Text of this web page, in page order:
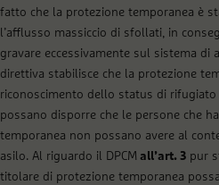
fatto che la protezione temporanea è
l’afflusso massiccio di sfollati, in
gravare eccessivamente sul sistema di
direttiva stabilisce che la protezione
riconoscimento dello status di
possano disporre che le persone che
temporanea non possano avere al
asilo. Al riguardo il DPCM all’art. 3 pur
titolare di protezione temporanea